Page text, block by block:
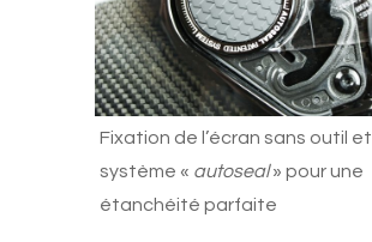
Fixation de l’écran sans outil et
système « autoseal» pour une
étanchéité parfaite